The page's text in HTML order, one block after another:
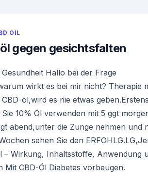
OIL
gegen gesichtsfalten
Hallo bei der Frage
wirkt es bei mir nicht? Therapie
CBD-öl,wird es nie etwas geben.Erstens
10% Öl verwenden mit 5 ggt
abend,unter die Zunge nehmen und
sehen Sie den
– Wirkung, Inhaltsstoffe, Anwendung
Mit CBD-Öl Diabetes vorbeugen.